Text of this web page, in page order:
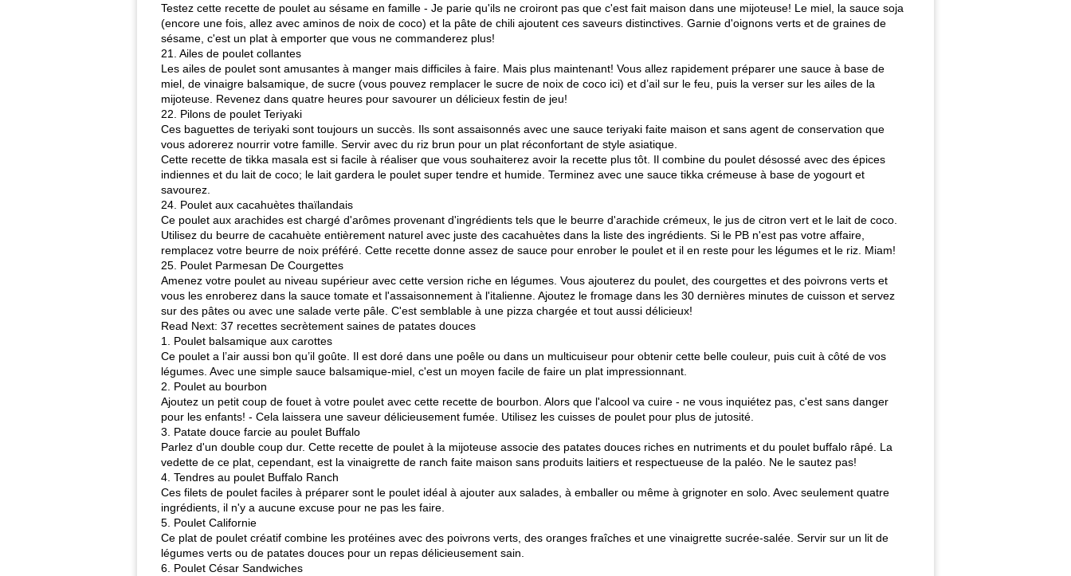
Testez cette recette de poulet au sésame en famille - Je parie qu'ils ne croiront pas que c'est fait maison dans une mijoteuse! Le miel, la sauce soja
(encore une fois, allez avec aminos de noix de coco) et la pâte de chili ajoutent ces saveurs distinctives. Garnie d'oignons verts et de graines de
sésame, c'est un plat à emporter que vous ne commanderez plus!
21. Ailes de poulet collantes
Les ailes de poulet sont amusantes à manger mais difficiles à faire. Mais plus maintenant! Vous allez rapidement préparer une sauce à base de
miel, de vinaigre balsamique, de sucre (vous pouvez remplacer le sucre de noix de coco ici) et d’ail sur le feu, puis la verser sur les ailes de la
mijoteuse. Revenez dans quatre heures pour savourer un délicieux festin de jeu!
22. Pilons de poulet Teriyaki
Ces baguettes de teriyaki sont toujours un succès. Ils sont assaisonnés avec une sauce teriyaki faite maison et sans agent de conservation que
vous adorerez nourrir votre famille. Servir avec du riz brun pour un plat réconfortant de style asiatique.
Cette recette de tikka masala est si facile à réaliser que vous souhaiterez avoir la recette plus tôt. Il combine du poulet désossé avec des épices
indiennes et du lait de coco; le lait gardera le poulet super tendre et humide. Terminez avec une sauce tikka crémeuse à base de yogourt et
savourez.
24. Poulet aux cacahuètes thaïlandais
Ce poulet aux arachides est chargé d'arômes provenant d'ingrédients tels que le beurre d'arachide crémeux, le jus de citron vert et le lait de coco.
Utilisez du beurre de cacahuète entièrement naturel avec juste des cacahuètes dans la liste des ingrédients. Si le PB n'est pas votre affaire,
remplacez votre beurre de noix préféré. Cette recette donne assez de sauce pour enrober le poulet et il en reste pour les légumes et le riz. Miam!
25. Poulet Parmesan De Courgettes
Amenez votre poulet au niveau supérieur avec cette version riche en légumes. Vous ajouterez du poulet, des courgettes et des poivrons verts et
vous les enroberez dans la sauce tomate et l'assaisonnement à l'italienne. Ajoutez le fromage dans les 30 dernières minutes de cuisson et servez
sur des pâtes ou avec une salade verte pâle. C'est semblable à une pizza chargée et tout aussi délicieux!
Read Next: 37 recettes secrètement saines de patates douces
1. Poulet balsamique aux carottes
Ce poulet a l’air aussi bon qu’il goûte. Il est doré dans une poêle ou dans un multicuiseur pour obtenir cette belle couleur, puis cuit à côté de vos
légumes. Avec une simple sauce balsamique-miel, c'est un moyen facile de faire un plat impressionnant.
2. Poulet au bourbon
Ajoutez un petit coup de fouet à votre poulet avec cette recette de bourbon. Alors que l'alcool va cuire - ne vous inquiétez pas, c'est sans danger
pour les enfants! - Cela laissera une saveur délicieusement fumée. Utilisez les cuisses de poulet pour plus de jutosité.
3. Patate douce farcie au poulet Buffalo
Parlez d'un double coup dur. Cette recette de poulet à la mijoteuse associe des patates douces riches en nutriments et du poulet buffalo râpé. La
vedette de ce plat, cependant, est la vinaigrette de ranch faite maison sans produits laitiers et respectueuse de la paléo. Ne le sautez pas!
4. Tendres au poulet Buffalo Ranch
Ces filets de poulet faciles à préparer sont le poulet idéal à ajouter aux salades, à emballer ou même à grignoter en solo. Avec seulement quatre
ingrédients, il n'y a aucune excuse pour ne pas les faire.
5. Poulet Californie
Ce plat de poulet créatif combine les protéines avec des poivrons verts, des oranges fraîches et une vinaigrette sucrée-salée. Servir sur un lit de
légumes verts ou de patates douces pour un repas délicieusement sain.
6. Poulet César Sandwiches